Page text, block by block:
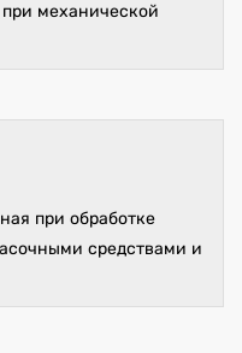
механической
при обработке
средствами и